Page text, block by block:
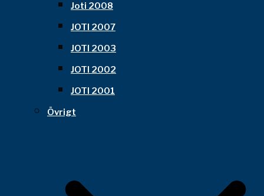
Joti 2008
JOTI 2007
JOTI 2003
JOTI 2002
JOTI 2001
Övrigt